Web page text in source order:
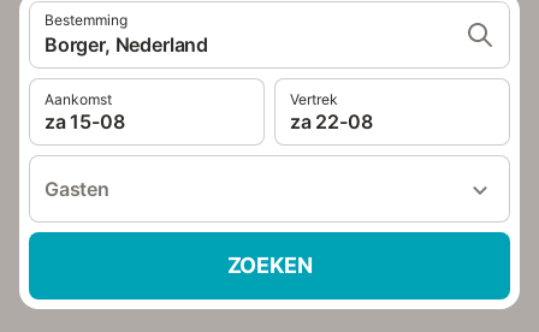
Bestemming
Borger, Nederland
Aankomst
za 15-08
Vertrek
za 22-08
Gasten
ZOEKEN